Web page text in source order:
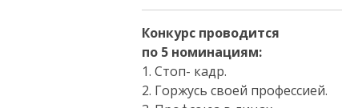
Конкурс проводится
по 5 номинациям:
1. Стоп- кадр.
2. Горжусь своей профессией.